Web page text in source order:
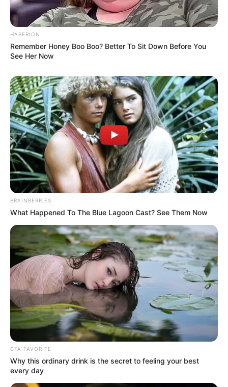
HABERION
Remember Honey Boo Boo? Better To Sit Down Before You
See Her Now
BRAINBERRIES
What Happened To The Blue Lagoon Cast? See Them Now
CTA FAVORITE
Why this ordinary drink is the secret to feeling your best
every day